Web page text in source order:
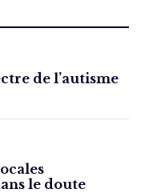
de l’autisme
le doute